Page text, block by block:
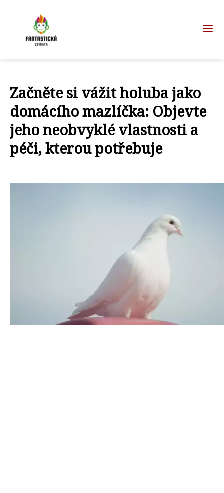
Začněte si vážit holuba jako
domácího mazlíčka: Objevte
jeho neobvyklé vlastnosti a
péči, kterou potřebuje